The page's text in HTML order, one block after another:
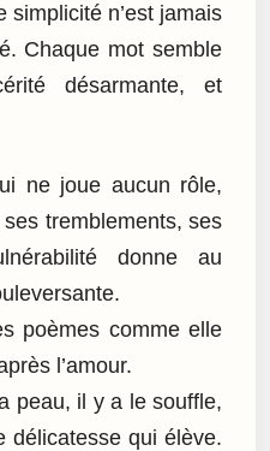
simplicité n’est jamais
Chaque mot semble
désarmante, et
ne joue aucun rôle,
tremblements, ses
donne au
poèmes comme elle
l’amour.
peau, il y a le souffle,
délicatesse qui élève.